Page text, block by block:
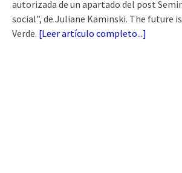
autorizada de un apartado del post
social”, de Juliane Kaminski. The future
Verde. [Leer artículo completo...]